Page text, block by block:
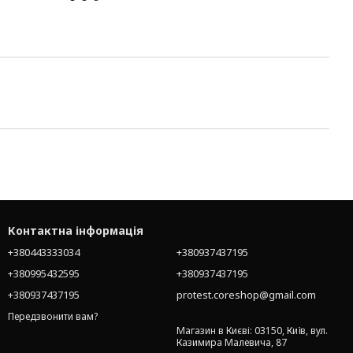
Контактна інформація
+380443333034
+380995432595
+380937437195
Передзвонити вам?
+380937437195
+380937437195
protest.coreshop@gmail.com
Магазин в Києві: 03150, Київ, вул.
Казимира Малевича, 87